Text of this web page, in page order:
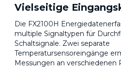
Vielseitige
Die FX2100H
multiple Signaltypen für
Schaltsignale. Zwei separate
Temperatursensoreingänge
Messungen an verschiedenen